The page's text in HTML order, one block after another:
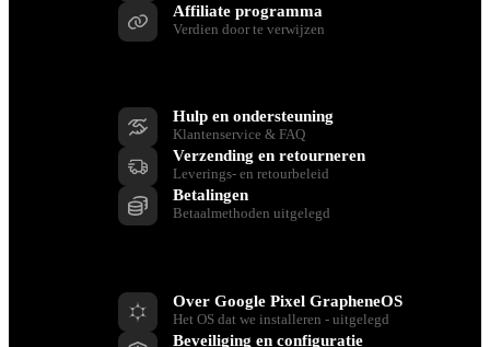
Affiliate programma
Verdien door te verwijzen
Hulp en ondersteuning
Klantenservice & FAQ
Verzending en retourneren
Leverings- en retourbeleid
Betalingen
Betaalmethoden uitgelegd
Over Google Pixel GrapheneOS
Het OS dat we installeren - uitgelegd
Beveiliging en configuratie